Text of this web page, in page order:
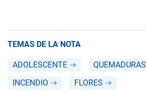
TEMAS DE LA NOTA
ADOLESCENTE
QUEMADURAS
INCENDIO
FLORES